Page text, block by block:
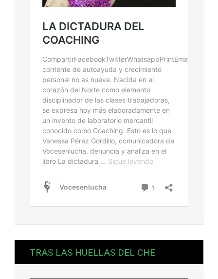
TRAS LAS HUELLAS DEL CHE